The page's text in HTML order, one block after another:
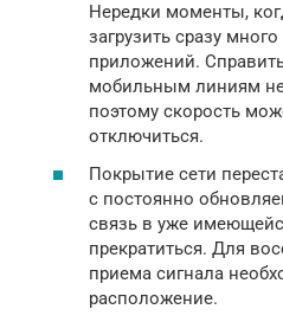
Нередки моменты,
загрузить сразу
приложений.
мобильным линиям
поэтому скорость
отключиться.
Покрытие сети
с постоянно
связь в уже
прекратиться. Для
приема сигнала
расположение.